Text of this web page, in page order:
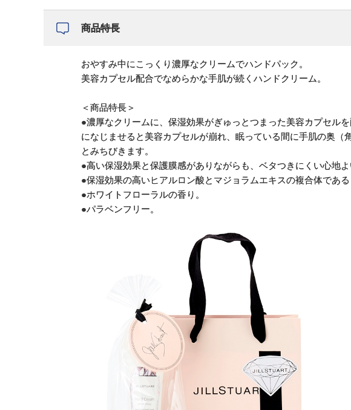
商品特長
おやすみ中にこっくり濃厚なクリームでハンドパック。
美容カプセル配合でなめらかな手肌が続くハンドクリーム。
＜商品特長＞
●濃厚なクリームに、保湿効果がぎゅっとつまった美容カプセル
になじませると美容カプセルが崩れ、眠っている間に手肌の奥
とみちびきます。
●高い保湿効果と保護膜感がありながらも、ベタつきにくい心地よ
●保湿効果の高いヒアルロン酸とマジョラムエキスの複合体であ
●ホワイトフローラルの香り。
●パラベンフリー。